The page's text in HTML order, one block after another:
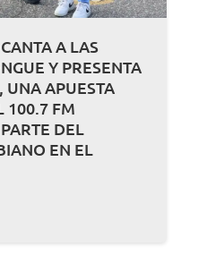
A LAS
Y PRESENTA
UNA APUESTA
100.7 FM
DEL
EN EL